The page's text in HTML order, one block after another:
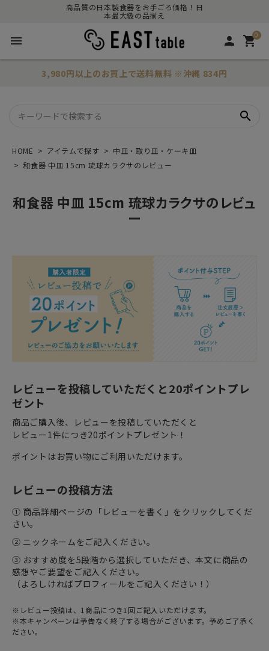
高品質の日本製食器をお手ごろ価格！日
本最大級の品揃え
menu person 0
shopping_cart
3,980円以上のお買上で送料無料 ※沖縄 834円
search
HOME アイテムで探す
中皿・取り皿・ケーキ皿
和食器 中皿 15cm 琉球カラクサのレビュー
和食器 中皿 15cm 琉球カラクサのレビュ
ー
レビューを投稿していただくと20ポイントプレ
ゼント
商品ご購入後、レビューを投稿していただくと
レビュー1件につき20ポイントプレゼント！
ポイントはお買い物にご利用いただけます。
レビューの投稿方法
① 商品詳細ページの「レビューを書く」をクリックしてくだ
さい。
② ニックネームをご記入ください。
③ おすすめ度を5段階から選択していただき、本文に商品の
感想やご要望をご記入ください。
（よろしければプロフィールをご記入ください！）
※レビュー投稿は、1商品につき1回ご記入いただけます。
※本キャンペーンは予告なく終了する場合がございます。予めご了承く
ださい。